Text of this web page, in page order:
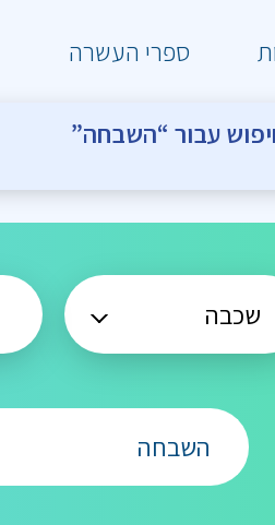
ספרי העשרה
עבור “השבחה”